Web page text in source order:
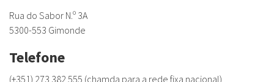
Rua do Sabor N.º 3A
5300-553 Gimonde
Telefone
(+351) 273 382 555 (chamda para a rede fixa nacional)